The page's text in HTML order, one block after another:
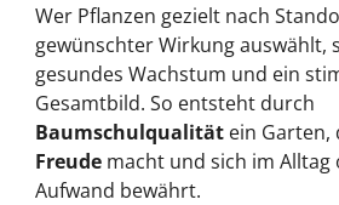
Wer Pflanzen gezielt nach
gewünschter Wirkung auswählt,
gesundes Wachstum und ein
Gesamtbild. So entsteht durch
Baumschulqualitätein Garten,
Freude macht und sich im Alltag
Aufwand bewährt.